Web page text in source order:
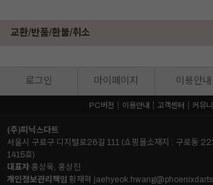
교환/반품/환불/취소
로그인 마이페이지 이용안내
PC버전 이용안내 고객센터 커뮤니
(주)피닉스다트
서울시 구로구 디지털로26길 111 (쇼핑몰소재지 : 구로동
1415호)
대표자 홍상욱, 홍상진
개인정보관리책임 황재혁